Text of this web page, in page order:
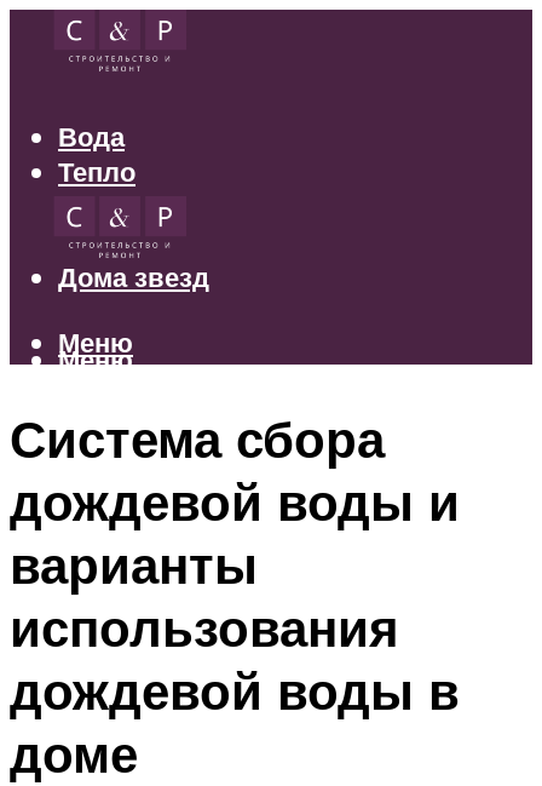
Вода
Тепло
Электрика
Свет
Дома звезд
Меню
Меню
Система сбора
дождевой воды и
варианты
использования
дождевой воды в
доме